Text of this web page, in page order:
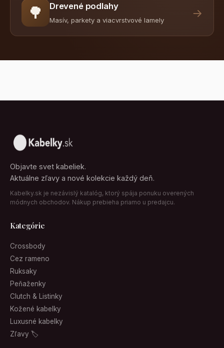
🌳 Drevené podlahy
Masív, parkety a viacvrstvové lamely
→
Objavte svet kabeliek.
Aktuálne zľavy a nové kolekcie každý deň.
Kabelky.sk je nezávislý katalóg, ktorý spája ponuku overených
módnych obchodov. Nákup prebieha priamo u predajcu.
Kategórie
Crossbody
Cez rameno
Ruksaky
Peňaženky
Clutch & Listinky
Kožené kabelky
Luxusné kabelky
Zľavy 🏷